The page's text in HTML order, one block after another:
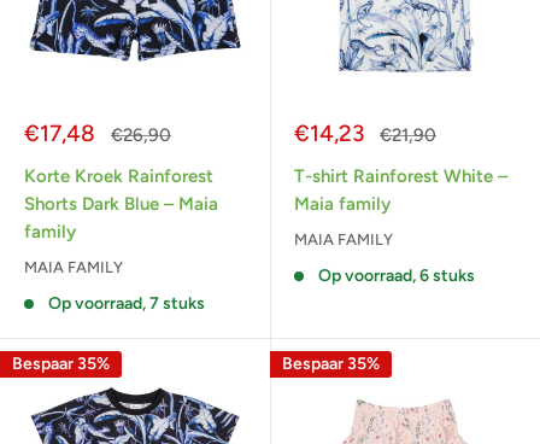
Actieprijs
€17,48
Normale
€26,90
Korte Kroek Rainforest
Shorts Dark Blue – Maia
family
MAIA FAMILY
Op voorraad, 7 stuks
Actieprijs
€14,23
Normale
€21,90
T-shirt Rainforest White –
Maia family
MAIA FAMILY
Op voorraad, 6 stuks
Bespaar 35% Bespaar 35%